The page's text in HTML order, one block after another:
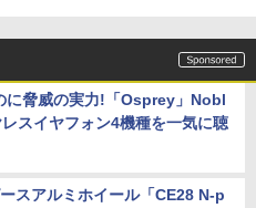
に脅威の実力!「Osprey」Nobl
スイヤフォン4機種を一気に聴
スアルミホイール「CE28 N-p